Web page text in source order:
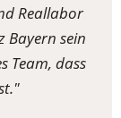
Reallabor
Bayern sein
Team, dass